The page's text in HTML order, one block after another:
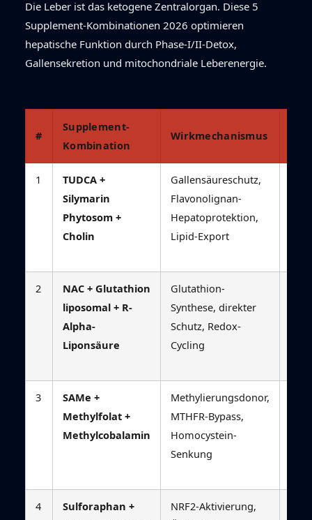
Die Leber ist das ketogene Zentralorgan. Diese 5
Supplement-Kombinationen 2026 optimieren
hepatische Funktion durch Phase-I/II-Detox,
Gallensekretion und mitochondriale Leberenergie.
#
Supplement-
Kombination
Wirkmechanismus
1
TUDCA +
Silymarin
Phytosom +
Cholin
Gallensäureschutz,
Flavonolignan-
Hepatoprotektion,
Lipid-Export
2
NAC + Glutathion
liposomal + R-
Alpha-
Liponsäure
Glutathion-
Synthese, direkter
Schutz, Redox-
Cycling
3
SAMe +
Methylfolat +
Methylcobalamin
Methylierungsdonor,
MTHFR-Bypass,
Homocystein-
Senkung
4
Sulforaphan +
NRF2-Aktivierung,